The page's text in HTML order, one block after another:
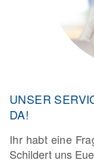
UNSER
DA!
Ihr habt eine
Schildert uns